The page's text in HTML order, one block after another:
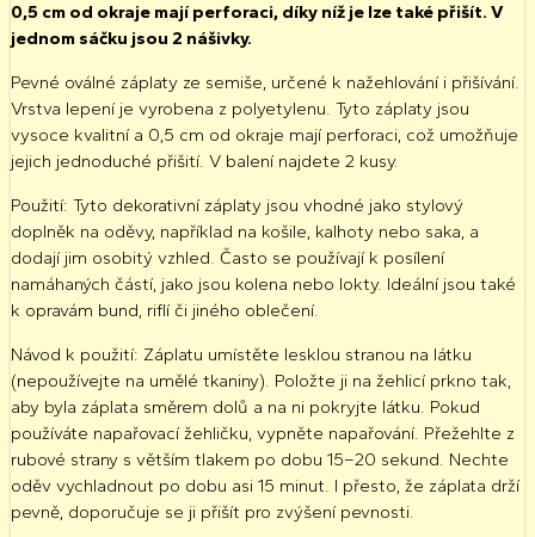
0,5 cm od okraje mají perforaci, díky níž je lze také přišít. V
jednom sáčku jsou 2 nášivky.
Pevné oválné záplaty ze semiše, určené k nažehlování i přišívání.
Vrstva lepení je vyrobena z polyetylenu. Tyto záplaty jsou
vysoce kvalitní a 0,5 cm od okraje mají perforaci, což umožňuje
jejich jednoduché přišití. V balení najdete 2 kusy.
Použití: Tyto dekorativní záplaty jsou vhodné jako stylový
doplněk na oděvy, například na košile, kalhoty nebo saka, a
dodají jim osobitý vzhled. Často se používají k posílení
namáhaných částí, jako jsou kolena nebo lokty. Ideální jsou také
k opravám bund, riflí či jiného oblečení.
Návod k použití: Záplatu umístěte lesklou stranou na látku
(nepoužívejte na umělé tkaniny). Položte ji na žehlicí prkno tak,
aby byla záplata směrem dolů a na ni pokryjte látku. Pokud
používáte napařovací žehličku, vypněte napařování. Přežehlte z
rubové strany s větším tlakem po dobu 15–20 sekund. Nechte
oděv vychladnout po dobu asi 15 minut. I přesto, že záplata drží
pevně, doporučuje se ji přišít pro zvýšení pevnosti.